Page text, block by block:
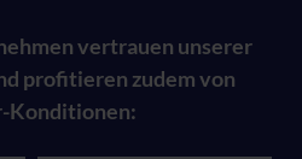
vertrauen unserer
profitieren zudem von
Konditionen: